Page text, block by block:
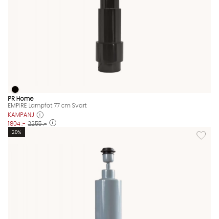
EMPIRE Lampfot 77 cm Svart Finns även i dessa färger:
EMPIRE Lampfot 77 cm Svart
PR Home
EMPIRE Lampfot 77 cm Svart
KAMPANJ
1804 :- 2255 :-
Lägg
20%